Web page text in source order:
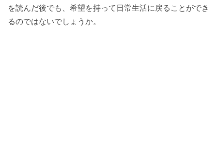
を読んだ後でも、希望を持って日常生活に戻ることができ
るのではないでしょうか。